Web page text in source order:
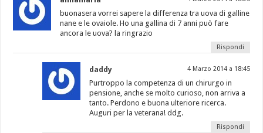
buonasera vorrei sapere la differenza tra uova di galline
nane e le ovaiole. Ho una gallina di 7 anni può fare
ancora le uova? la ringrazio
Rispondi
daddy 4 Marzo 2014 a 18:45
Purtroppo la competenza di un chirurgo in
pensione, anche se molto curioso, non arriva a
tanto. Perdono e buona ulteriore ricerca.
Auguri per la veterana! ddg.
Rispondi